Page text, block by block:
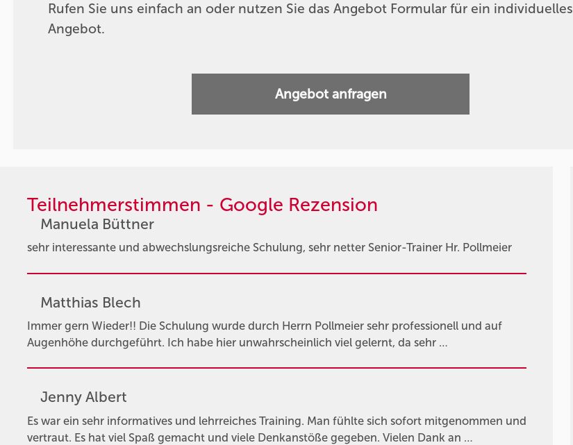
Rufen Sie uns einfach an oder nutzen Sie das Angebot Formular für ein individuelles
Angebot.
Angebot anfragen
Teilnehmerstimmen - Google Rezension
Manuela Büttner
sehr interessante und abwechslungsreiche Schulung, sehr netter Senior-Trainer Hr. Pollmeier
Matthias Blech
Immer gern Wieder!! Die Schulung wurde durch Herrn Pollmeier sehr professionell und auf
Augenhöhe durchgeführt. Ich habe hier unwahrscheinlich viel gelernt, da sehr …
Jenny Albert
Es war ein sehr informatives und lehrreiches Training. Man fühlte sich sofort mitgenommen und
vertraut. Es hat viel Spaß gemacht und viele Denkanstöße gegeben. Vielen Dank an …